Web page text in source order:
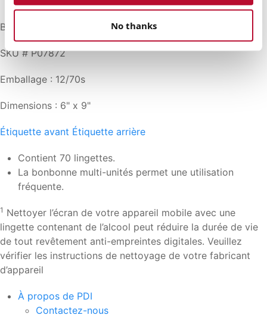
No thanks
Bonbonne
SKU # P07872
Emballage : 12/70s
Dimensions : 6" x 9"
Étiquette avant Étiquette arrière
Contient 70 lingettes.
La bonbonne multi-unités permet une utilisation
fréquente.
1 Nettoyer l’écran de votre appareil mobile avec une
lingette contenant de l’alcool peut réduire la durée de vie
de tout revêtement anti-empreintes digitales. Veuillez
vérifier les instructions de nettoyage de votre fabricant
d’appareil
À propos de PDI
Contactez-nous